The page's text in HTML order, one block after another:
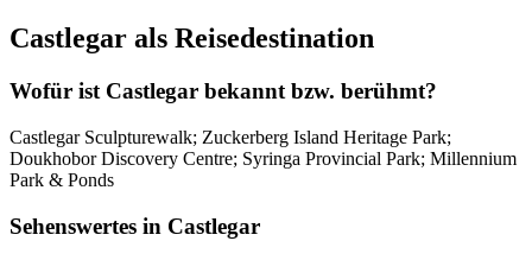
Castlegar als Reisedestination
Wofür ist Castlegar bekannt bzw. berühmt?
Castlegar Sculpturewalk; Zuckerberg Island Heritage Park;
Doukhobor Discovery Centre; Syringa Provincial Park; Millennium
Park & Ponds
Sehenswertes in Castlegar